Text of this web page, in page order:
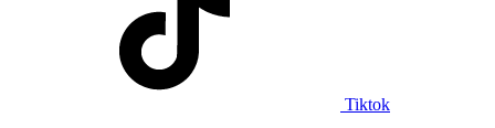
Tiktok